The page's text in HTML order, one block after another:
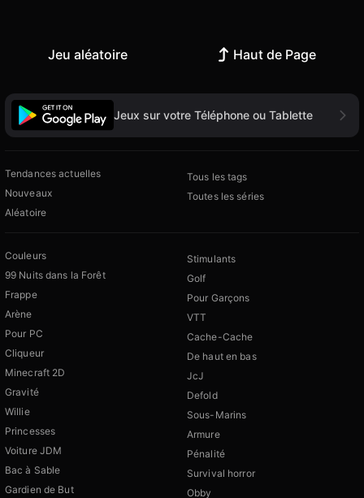
Jeu aléatoire Haut de Page
Jeux sur votre Téléphone ou Tablette
Tendances actuelles
Nouveaux
Aléatoire
Tous les tags
Toutes les séries
Couleurs
99 Nuits dans la Forêt
Frappe
Arène
Pour PC
Cliqueur
Minecraft 2D
Gravité
Willie
Princesses
Voiture JDM
Bac à Sable
Gardien de But
Stimulants
Golf
Pour Garçons
VTT
Cache-Cache
De haut en bas
JcJ
Defold
Sous-Marins
Armure
Pénalité
Survival horror
Obby